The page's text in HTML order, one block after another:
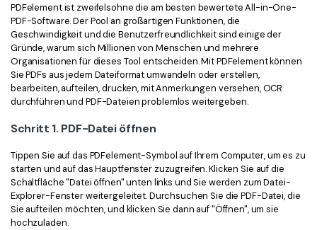
Veröffentlichung
Freiberufler
Alle PDF-Funktionen
PDF-Wissen
PDF-bezogene Informationen, die Sie benötigen.
Download-Zentrum
Laden Sie die leistungsstärksten und einfachsten PDF-Tools
PDFelement ist zweifelsohne die am besten bewertete All-in-One-
PDF-Software. Der Pool an großartigen Funktionen, die
Geschwindigkeit und die Benutzerfreundlichkeit sind einige der
Gründe, warum sich Millionen von Menschen und mehrere
Organisationen für dieses Tool entscheiden. Mit PDFelement können
Sie PDFs aus jedem Dateiformat umwandeln oder erstellen,
bearbeiten, aufteilen, drucken, mit Anmerkungen versehen, OCR
durchführen und PDF-Dateien problemlos weitergeben.
Schritt 1. PDF-Datei öffnen
Tippen Sie auf das PDFelement-Symbol auf Ihrem Computer, um es zu
starten und auf das Hauptfenster zuzugreifen. Klicken Sie auf die
Schaltfläche "Datei öffnen" unten links und Sie werden zum Datei-
Explorer-Fenster weitergeleitet. Durchsuchen Sie die PDF-Datei, die
Sie aufteilen möchten, und klicken Sie dann auf "Öffnen", um sie
hochzuladen.